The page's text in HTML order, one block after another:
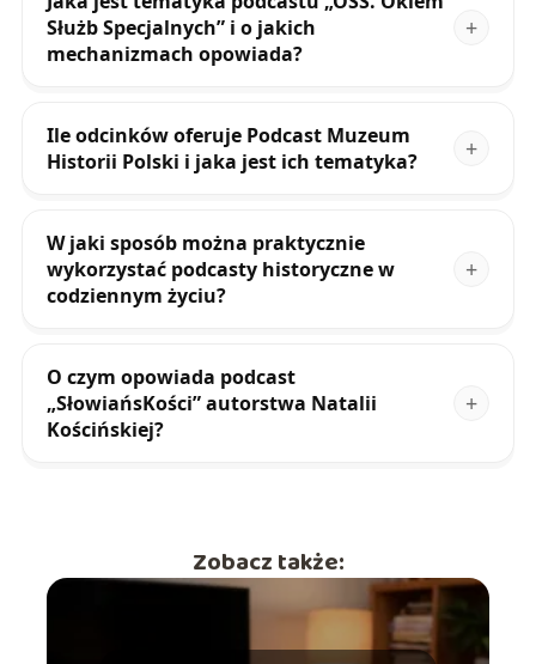
Służb Specjalnych” i o jakich
mechanizmach opowiada?
Ile odcinków oferuje Podcast Muzeum
Historii Polski i jaka jest ich tematyka?
W jaki sposób można praktycznie
wykorzystać podcasty historyczne w
codziennym życiu?
O czym opowiada podcast
„SłowiańsKości” autorstwa Natalii
Kościńskiej?
Zobacz także: